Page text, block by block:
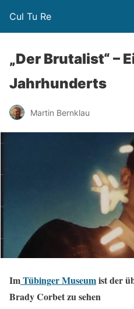
Cul Tu Re
„Der Brutalist“ –
Jahrhunderts
Martin Bernklau
ImTübinger Museumist der
Brady Corbet zu sehen